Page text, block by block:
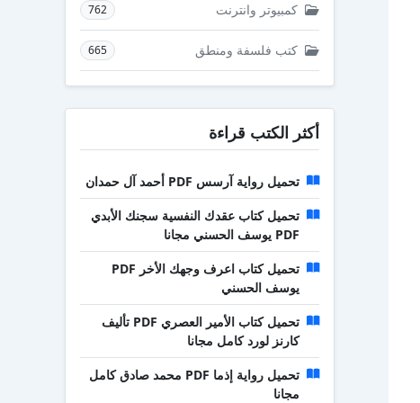
كمبيوتر وانترنت 762
كتب فلسفة ومنطق 665
أكثر الكتب قراءة
تحميل رواية آرسس PDF أحمد آل حمدان
تحميل كتاب عقدك النفسية سجنك الأبدي
PDF يوسف الحسني مجانا
تحميل كتاب اعرف وجهك الأخر PDF
يوسف الحسني
تحميل كتاب الأمير العصري PDF تأليف
كارنز لورد كامل مجانا
تحميل رواية إذما PDF محمد صادق كامل
مجانا